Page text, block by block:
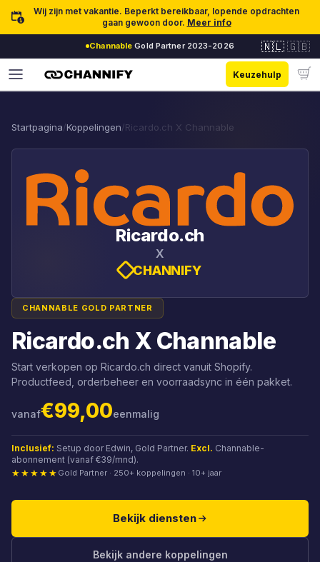
Ga naar inhoudWij zijn met vakantie. Beperkt bereikbaar, lopende opdrachten
gaan gewoon door. Meer info
Channable Gold Partner 2023-2026 🇳🇱 🇬🇧
Keuzehulp
Startpagina/Koppelingen/Ricardo.ch X Channable
Ricardo.ch
X
CHANNIFY
CHANNABLE GOLD PARTNER
Ricardo.ch X Channable
Start verkopen op Ricardo.ch direct vanuit Shopify.
Productfeed, orderbeheer en voorraadsync in één pakket.
vanaf€99,00eenmalig
Inclusief: Setup door Edwin, Gold Partner. Excl. Channable-
abonnement (vanaf €39/mnd).
★★★★★ Gold Partner · 250+ koppelingen · 10+ jaar
Bekijk diensten
Bekijk andere koppelingen